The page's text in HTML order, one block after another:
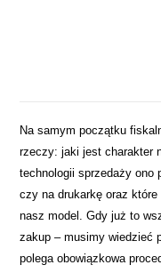
Na samym początku
rzeczy: jaki jest charakter
technologii sprzedaży ono
czy na drukarkę oraz
nasz model. Gdy już to
zakup – musimy wiedzieć
polega obowiązkowa